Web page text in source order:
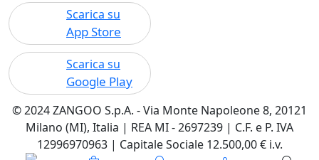
Scarica su
App Store
Scarica su
Google Play
© 2024 ZANGOO S.p.A. - Via Monte Napoleone 8, 20121
Milano (MI), Italia | REA MI - 2697239 | C.F. e P. IVA
12996970963 | Capitale Sociale 12.500,00 € i.v.